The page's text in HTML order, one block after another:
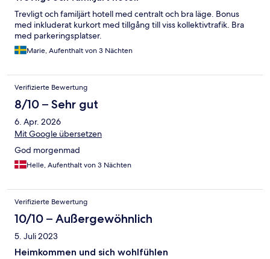
Trevligt och familjärt hotell med centralt och bra läge. Bonus
med inkluderat kurkort med tillgång till viss kollektivtrafik. Bra
med parkeringsplatser.
Marie, Aufenthalt von 3 Nächten
Verifizierte Bewertung
8/10 – Sehr gut
6. Apr. 2026
Mit Google übersetzen
God morgenmad
Helle, Aufenthalt von 3 Nächten
Verifizierte Bewertung
10/10 – Außergewöhnlich
5. Juli 2023
Heimkommen und sich wohlfühlen